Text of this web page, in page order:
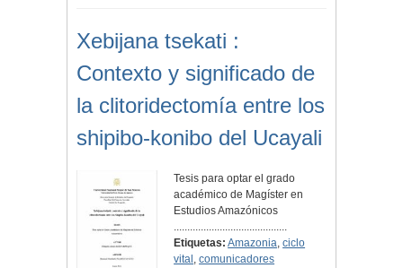
Xebijana tsekati :
Contexto y significado de
la clitoridectomía entre los
shipibo-konibo del Ucayali
Tesis para optar el grado
académico de Magíster en
Estudios Amazónicos
..........................................
Etiquetas: Amazonia,ciclo
vital ,comunicadores